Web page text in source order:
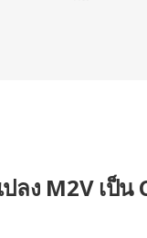
ลง M2V เป็น